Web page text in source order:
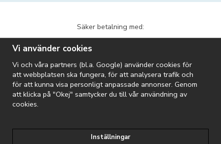
Säker betalning med:
Vi skickar med:
Vi använder cookies
Vi och våra partners (bl.a. Google) använder cookies för
att webbplatsen ska fungera, för att analysera trafik och
för att kunna visa personligt anpassade annonser. Genom
att klicka på "Okej" samtycker du till vår användning av
cookies.
Inställningar